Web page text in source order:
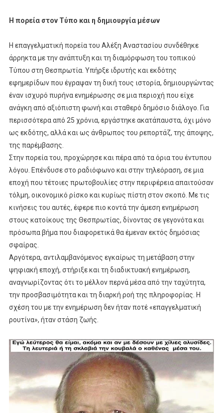
Η πορεία στον Τύπο και η δημιουργία μέσων
Η επαγγελματική πορεία του Αλέξη Αναστασίου συνδέθηκε
άρρηκτα με την ανάπτυξη και τη διαμόρφωση του τοπικού
Τύπου στη Θεσπρωτία. Υπήρξε ιδρυτής και εκδότης
εφημερίδων που έγραψαν τη δική τους ιστορία, δημιουργώντας
έναν ισχυρό πυρήνα ενημέρωσης σε μια περιοχή που είχε
ανάγκη από αξιόπιστη φωνή και σταθερό δημόσιο διάλογο. Για
περισσότερα από 25 χρόνια, εργάστηκε ακατάπαυστα, όχι μόνο
ως εκδότης, αλλά και ως άνθρωπος του ρεπορτάζ, της άποψης,
της παρέμβασης.
Στην πορεία του, προχώρησε και πέρα από τα όρια του έντυπου
λόγου. Επένδυσε στο ραδιόφωνο και στην τηλεόραση, σε μια
εποχή που τέτοιες πρωτοβουλίες στην περιφέρεια απαιτούσαν
τόλμη, οικονομικό ρίσκο και κυρίως πίστη στον σκοπό. Με τις
κινήσεις του αυτές, έφερε πιο κοντά την άμεση ενημέρωση
στους κατοίκους της Θεσπρωτίας, δίνοντας σε γεγονότα και
πρόσωπα βήμα που διαφορετικά θα έμεναν εκτός δημόσιας
σφαίρας.
Αργότερα, αντιλαμβανόμενος εγκαίρως τη μετάβαση στην
ψηφιακή εποχή, στήριξε και τη διαδικτυακή ενημέρωση,
αναγνωρίζοντας ότι το μέλλον περνά μέσα από την ταχύτητα,
την προσβασιμότητα και τη διαρκή ροή της πληροφορίας. Η
σχέση του με την ενημέρωση δεν ήταν ποτέ «επαγγελματική
ρουτίνα», ήταν στάση ζωής.